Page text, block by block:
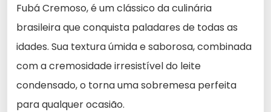
Fubá Cremoso, é um clássico da culinária
brasileira que conquista paladares de todas as
idades. Sua textura úmida e saborosa, combinada
com a cremosidade irresistível do leite
condensado, o torna uma sobremesa perfeita
para qualquer ocasião.